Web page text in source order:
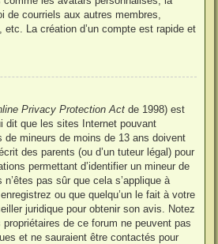
de courriels aux autres membres,
etc. La création d’un compte est rapide et
Privacy Protection Act de 1998) est
dit que les sites Internet pouvant
de mineurs de moins de 13 ans doivent
des parents (ou d’un tuteur légal) pour
permettant d’identifier un mineur de
pas sûr que cela s’applique à
ou que quelqu’un le fait à votre
juridique pour obtenir son avis. Notez
de ce forum ne peuvent pas
et ne sauraient être contactés pour